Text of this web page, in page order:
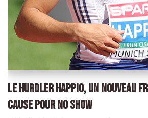
LE HURDLER HAPPIO, UN NOUVEAU
CAUSE POUR NO SHOW